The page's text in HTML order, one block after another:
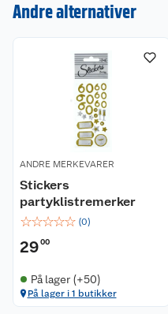
Andre alternativer
ANDRE MERKEVARER
Stickers
partyklistremerker
☆☆☆☆☆ (0)
2900
På lager (+50)
På lager i 1 butikker
Nyheter
Våre butikker
Våre merkevarer
Ledige stillinger
Bærekraft
Angre- og returrett
Reklamasjon og garanti
Ofte stilte spørsmål
Leveringsalternativer
Pakkesporing
Kjøpsvilkår
Åpent kjøp
Coop medlem
Klikk og hent
Festdrakter til hele familien
Hagemøbler og utemøbler